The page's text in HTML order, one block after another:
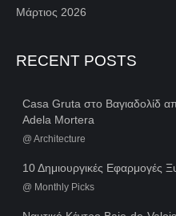
Μάρτιος 2026
RECENT POSTS
Casa Gruta στο Βαγιαδολίδ
Adela Mortera
@ Architecture
10 Δημιουργικές Εφαρμογές
@ Monthly Picks